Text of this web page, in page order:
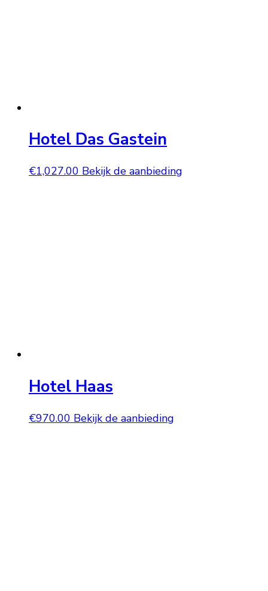
Hotel Das Gastein
€1,027.00 Bekijk de aanbieding
Hotel Haas
€970.00 Bekijk de aanbieding